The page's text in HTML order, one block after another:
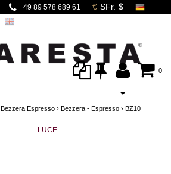
+49 89 578 689 61
0
Bezzera Espresso › Bezzera - Espresso › BZ10
LUCE